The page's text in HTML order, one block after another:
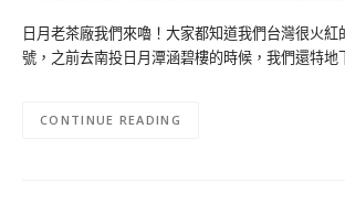
日月老茶廠我們來嚕！大家都知道我們台灣很火
號，之前去南投日月潭涵碧樓的時候，我們還特地
CONTINUE READING